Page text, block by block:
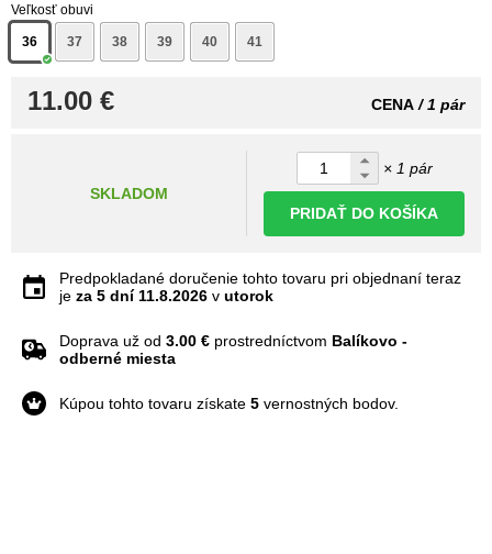
Veľkosť obuvi
36 37 38 39 40 41
11.00 € CENA / 1 pár
SKLADOM
× 1 pár
PRIDAŤ DO KOŠÍKA
Predpokladané doručenie tohto tovaru pri objednaní teraz
je za 5 dní 11.8.2026 v utorok
Doprava už od 3.00 € prostredníctvom Balíkovo -
odberné miesta
Kúpou tohto tovaru získate 5 vernostných bodov.